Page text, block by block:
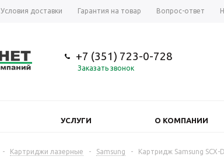
Условия доставки Гарантия на товар Вопрос-ответ
+7 (351) 723-0-728
Заказать звонок
УСЛУГИ О КОМПАНИИ
- Картриджи лазерные - Samsung - Картридж Samsung SCX-